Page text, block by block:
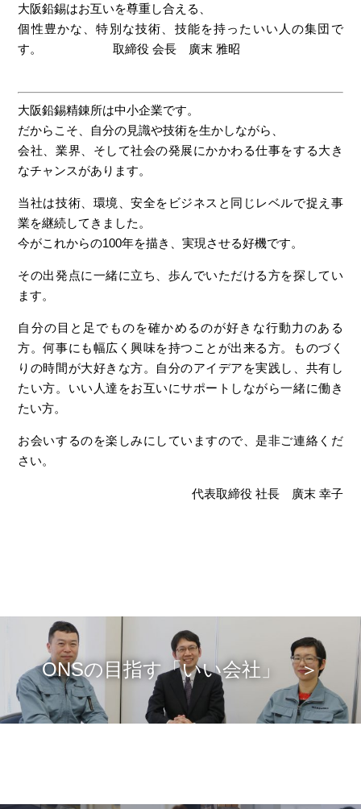
大阪鉛錫はお互いを尊重し合える、
個性豊かな、特別な技術、技能を持ったいい人の集団で
す。 取締役 会長 廣末 雅昭
大阪鉛錫精錬所は中小企業です。
だからこそ、自分の見識や技術を生かしながら、
会社、業界、そして社会の発展にかかわる仕事をする大き
なチャンスがあります。
当社は技術、環境、安全をビジネスと同じレベルで捉え事
業を継続してきました。
今がこれからの100年を描き、実現させる好機です。
その出発点に一緒に立ち、歩んでいただける方を探してい
ます。
自分の目と足でものを確かめるのが好きな行動力のある
方。何事にも幅広く興味を持つことが出来る方。ものづく
りの時間が大好きな方。自分のアイデアを実践し、共有し
たい方。いい人達をお互いにサポートしながら一緒に働き
たい方。
お会いするのを楽しみにしていますので、是非ご連絡くだ
さい。
代表取締役 社長 廣末 幸子
ONSの目指す「いい会社」 ＞